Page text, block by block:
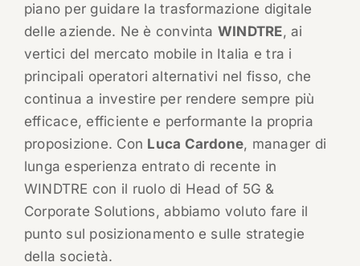
piano per guidare la trasformazione digitale
delle aziende. Ne è convinta WINDTRE, ai
vertici del mercato mobile in Italia e tra i
principali operatori alternativi nel fisso, che
continua a investire per rendere sempre più
efficace, efficiente e performante la propria
proposizione. Con Luca Cardone, manager di
lunga esperienza entrato di recente in
WINDTRE con il ruolo di Head of 5G &
Corporate Solutions, abbiamo voluto fare il
punto sul posizionamento e sulle strategie
della società.